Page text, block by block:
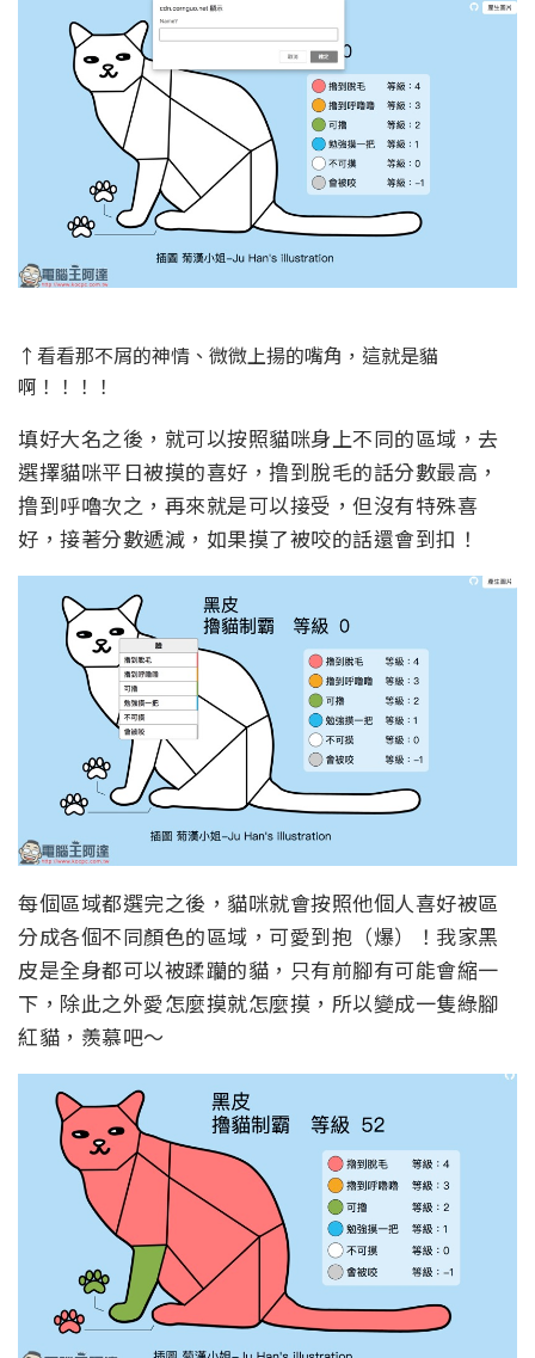
↑看看那不屑的神情、微微上揚的嘴角，這就是貓
啊！！！！
填好大名之後，就可以按照貓咪身上不同的區域，去
選擇貓咪平日被摸的喜好，撸到脫毛的話分數最高，
撸到呼嚕次之，再來就是可以接受，但沒有特殊喜
好，接著分數遞減，如果摸了被咬的話還會到扣！
每個區域都選完之後，貓咪就會按照他個人喜好被區
分成各個不同顏色的區域，可愛到抱（爆）！我家黑
皮是全身都可以被蹂躪的貓，只有前腳有可能會縮一
下，除此之外愛怎麼摸就怎麼摸，所以變成一隻綠腳
紅貓，羨慕吧～